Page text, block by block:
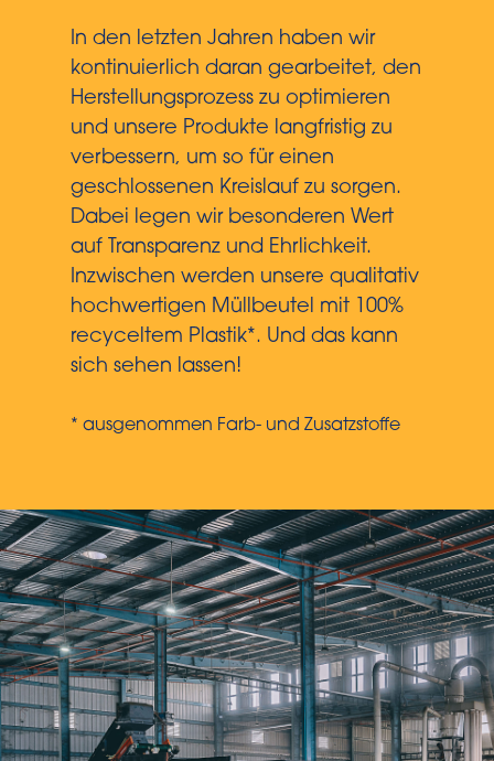
In den letzten Jahren haben wir
kontinuierlich daran gearbeitet, den
Herstellungsprozess zu optimieren
und unsere Produkte langfristig zu
verbessern, um so für einen
geschlossenen Kreislauf zu sorgen.
Dabei legen wir besonderen Wert
auf Transparenz und Ehrlichkeit.
Inzwischen werden unsere qualitativ
hochwertigen Müllbeutel mit 100%
recyceltem Plastik*. Und das kann
sich sehen lassen!
* ausgenommen Farb- und Zusatzstoffe